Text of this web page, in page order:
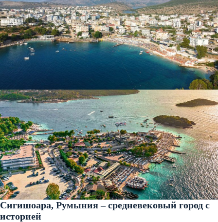
Сигишоара, Румыния – средневековый город с
историей